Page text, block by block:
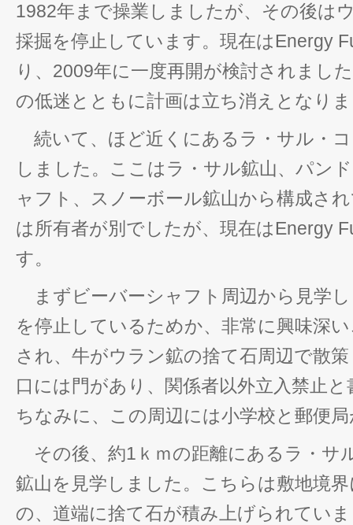
1982年まで操業しましたが、その後は
採掘を停止しています。現在はEnergy
り、2009年に一度再開が検討されまし
の低迷とともに計画は立ち消えとなり
続いて、ほど近くにあるラ・サル・
しました。ここはラ・サル鉱山、パン
ャフト、スノーボール鉱山から構成さ
は所有者が別でしたが、現在はEnergy
す。
まずビーバーシャフト周辺から見学
を停止しているためか、非常に興味深
され、牛がウラン鉱の捨て石周辺で散
口には門があり、関係者以外立入禁止
ちなみに、この周辺には小学校と郵便
その後、約1ｋｍの距離にあるラ・サ
鉱山を見学しました。こちらは敷地境
の、道端に捨て石が積み上げられてい